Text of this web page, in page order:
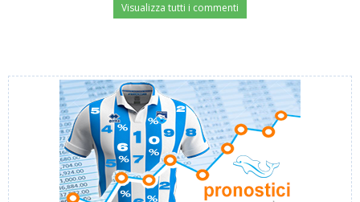
Visualizza tutti i commenti